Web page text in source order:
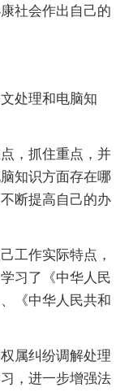
社会作出自己的
处理和电脑知
，抓住重点，并
知识方面存在哪
断提高自己的办
工作实际特点，
习了《中华人民
《中华人民共和
属纠纷调解处理
，进一步增强法